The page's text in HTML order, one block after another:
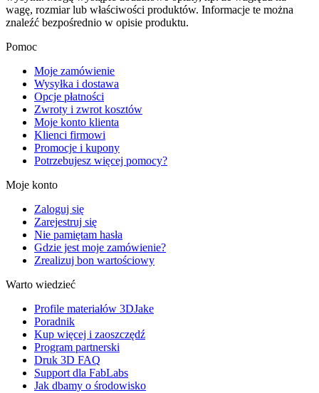
wagę, rozmiar lub właściwości produktów. Informacje te można
znaleźć bezpośrednio w opisie produktu.
Pomoc
Moje zamówienie
Wysyłka i dostawa
Opcje płatności
Zwroty i zwrot kosztów
Moje konto klienta
Klienci firmowi
Promocje i kupony
Potrzebujesz więcej pomocy?
Moje konto
Zaloguj się
Zarejestruj się
Nie pamiętam hasła
Gdzie jest moje zamówienie?
Zrealizuj bon wartościowy
Warto wiedzieć
Profile materiałów 3DJake
Poradnik
Kup więcej i zaoszczędź
Program partnerski
Druk 3D FAQ
Support dla FabLabs
Jak dbamy o środowisko